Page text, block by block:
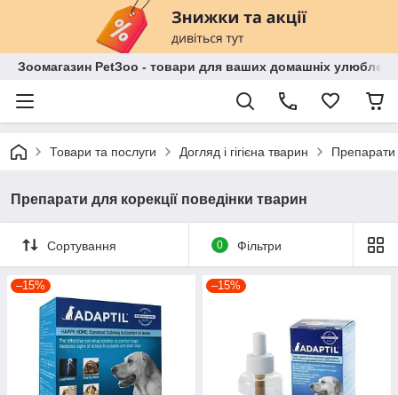
Зоомагазин PetЗoo - товари для ваших домашніх
Товари та послуги Догляд і гігієна тварин Препарати
Препарати для корекції поведінки тварин
Сортування 0 Фільтри
–15% –15%